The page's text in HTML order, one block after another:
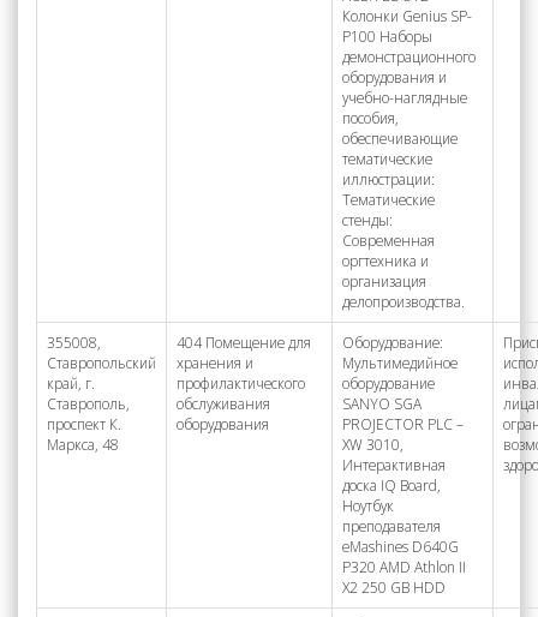
Колонки Genius SP-
P100 Наборы
демонстрационного
оборудования и
учебно-наглядные
пособия,
обеспечивающие
тематические
иллюстрации:
Тематические
стенды:
Современная
оргтехника и
организация
делопроизводства.
355008,
Ставропольский
край, г.
Ставрополь,
проспект К.
Маркса, 48
404 Помещение для
хранения и
профилактического
обслуживания
оборудования
Оборудование:
Мультимедийное
оборудование
SANYO SGA
PROJECTOR PLC –
XW 3010,
Интерактивная
доска IQ Board,
Ноутбук
преподавателя
eMashines D640G
P320 AMD Athlon II
X2 250 GB HDD